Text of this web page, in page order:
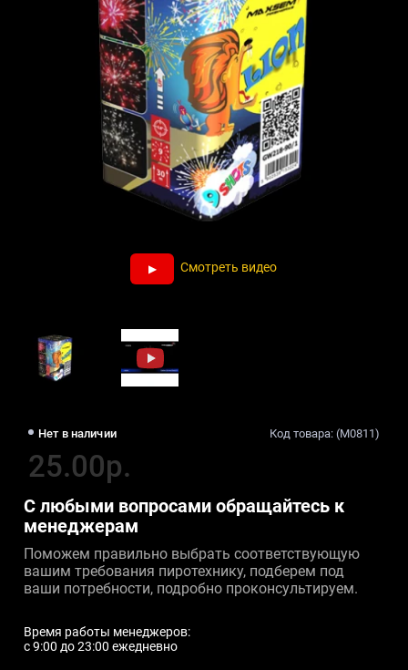
Смотреть видео
Нет в наличии Код товара: (M0811)
25.00р.
С любыми вопросами обращайтесь к
менеджерам
Поможем правильно выбрать соответствующую
вашим требования пиротехнику, подберем под
ваши потребности, подробно проконсультируем.
Время работы менеджеров:
c 9:00 до 23:00 ежедневно